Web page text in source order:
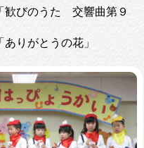
びのうた 交響曲第９
の花」